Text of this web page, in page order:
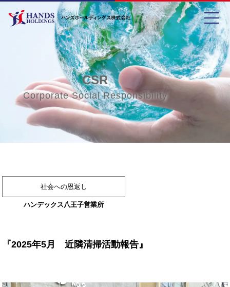
CSR
Corporate Social Responsibility
社会への恩返し
ハンデックス八王子営業所
『2025年5月 近隣清掃活動報告』